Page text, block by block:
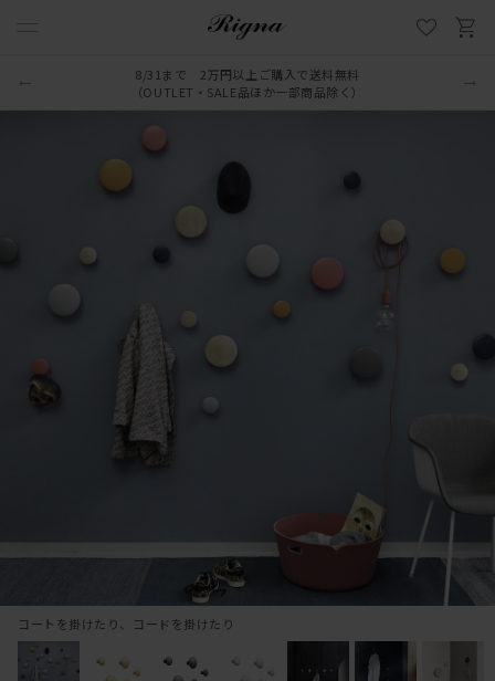
8/31まで 2万円以上ご購入で送料無料
（OUTLET・SALE品ほか一部商品除く）
コートを掛けたり、コードを掛けたり